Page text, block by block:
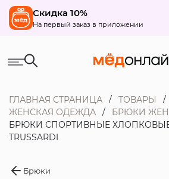
Скидка 10%
На первый заказ в приложении
ГЛАВНАЯ СТРАНИЦА ТОВАРЫ
ЖЕНСКАЯ ОДЕЖДА
БРЮКИ
БРЮКИ СПОРТИВНЫЕ
TRUSSARDI
Брюки